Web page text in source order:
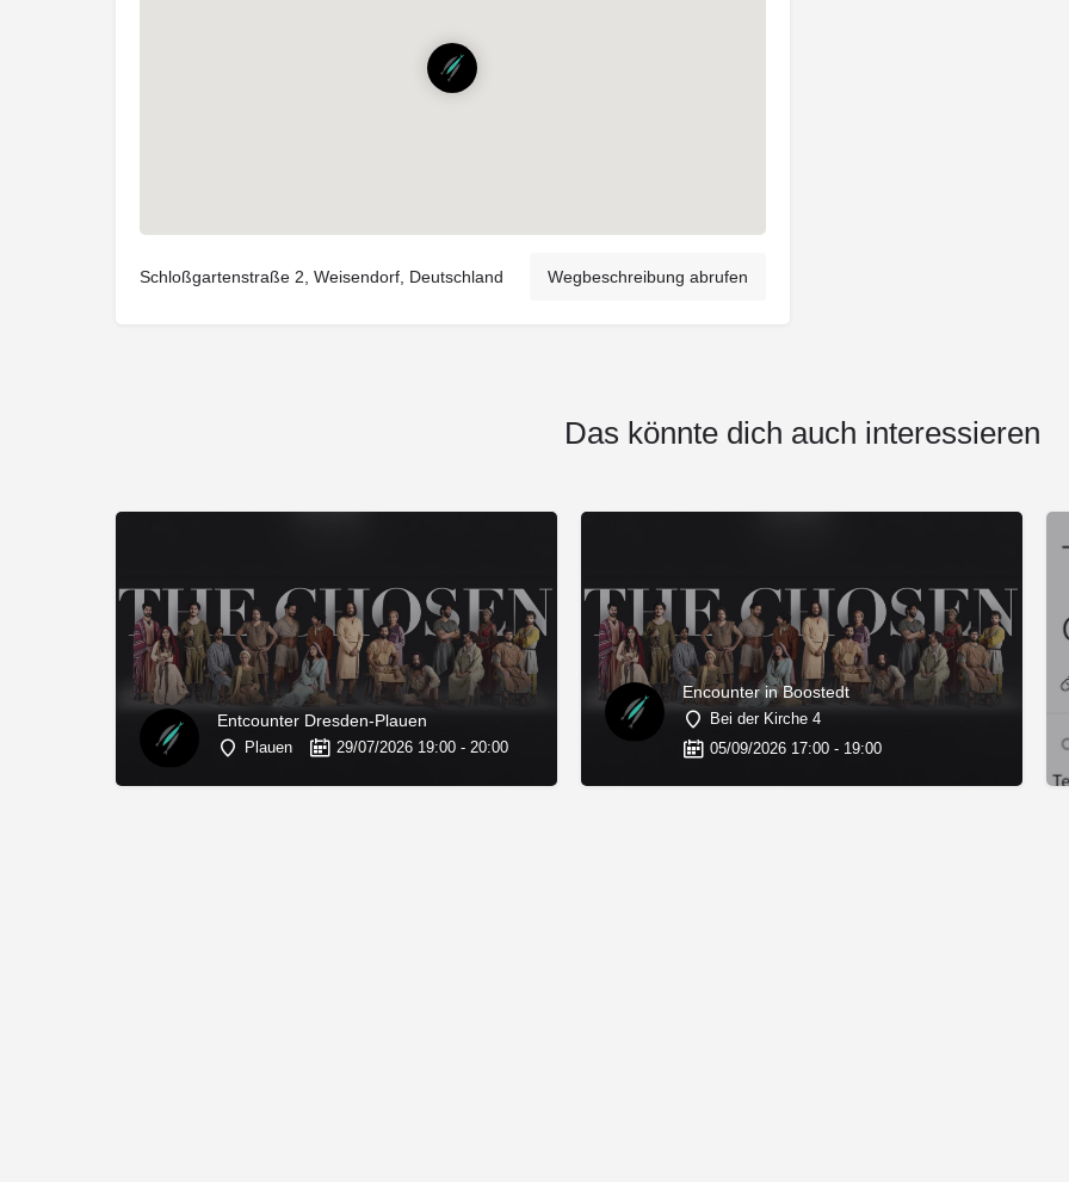
Schloßgartenstraße 2, Weisendorf, Deutschland Wegbeschreibung abrufen
Das könnte dich auch interessieren
Entcounter Dresden-Plauen
Plauen 29/07/2026 19:00 - 20:00
Encounter in Boostedt
Bei der Kirche 4
05/09/2026 17:00 - 19:00